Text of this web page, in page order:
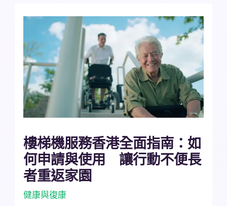
樓梯機服務香港全面指南：如
何申請與使用 讓行動不便長
者重返家園
健康與復康